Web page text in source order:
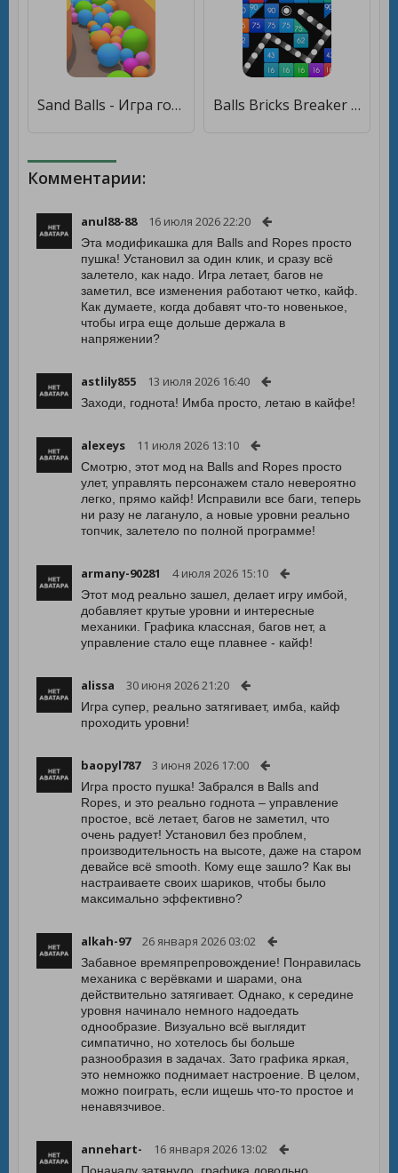
Sand Balls - Игра головоломка [Много монет] Balls Bricks Breaker 2 [Бесплатные покупки]
Комментарии:
anul88-88 16 июля 2026 22:20
Эта модификашка для Balls and Ropes просто
пушка! Установил за один клик, и сразу всё
залетело, как надо. Игра летает, багов не
заметил, все изменения работают четко, кайф.
Как думаете, когда добавят что-то новенькое,
чтобы игра еще дольше держала в
напряжении?
astlily855 13 июля 2026 16:40
Заходи, годнота! Имба просто, летаю в кайфе!
alexeys 11 июля 2026 13:10
Смотрю, этот мод на Balls and Ropes просто
улет, управлять персонажем стало невероятно
легко, прямо кайф! Исправили все баги, теперь
ни разу не лагануло, а новые уровни реально
топчик, залетело по полной программе!
armany-90281 4 июля 2026 15:10
Этот мод реально зашел, делает игру имбой,
добавляет крутые уровни и интересные
механики. Графика классная, багов нет, а
управление стало еще плавнее - кайф!
alissa 30 июня 2026 21:20
Игра супер, реально затягивает, имба, кайф
проходить уровни!
baopyl787 3 июня 2026 17:00
Игра просто пушка! Забрался в Balls and
Ropes, и это реально годнота – управление
простое, всё летает, багов не заметил, что
очень радует! Установил без проблем,
производительность на высоте, даже на старом
девайсе всё smooth. Кому еще зашло? Как вы
настраиваете своих шариков, чтобы было
максимально эффективно?
alkah-97 26 января 2026 03:02
Забавное времяпрепровождение! Понравилась
механика с верёвками и шарами, она
действительно затягивает. Однако, к середине
уровня начинало немного надоедать
однообразие. Визуально всё выглядит
симпатично, но хотелось бы больше
разнообразия в задачах. Зато графика яркая,
это немножко поднимает настроение. В целом,
можно поиграть, если ищешь что-то простое и
ненавязчивое.
annehart- 16 января 2026 13:02